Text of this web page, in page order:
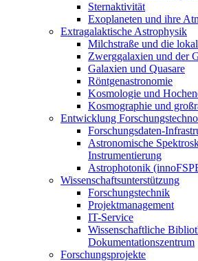
Sternaktivität
Exoplaneten und ihre
Extragalaktische Astrophysik
Milchstraße und die
Zwerggalaxien und der
Galaxien und Quasare
Röntgenastronomie
Kosmologie und
Kosmographie und
Entwicklung
Forschungsdaten-
Astronomische
Instrumentierung
Astrophotonik
Wissenschaftsunterstützung
Forschungstechnik
Projektmanagement
IT-Service
Wissenschaftliche
Dokumentationszentrum
Forschungsprojekte